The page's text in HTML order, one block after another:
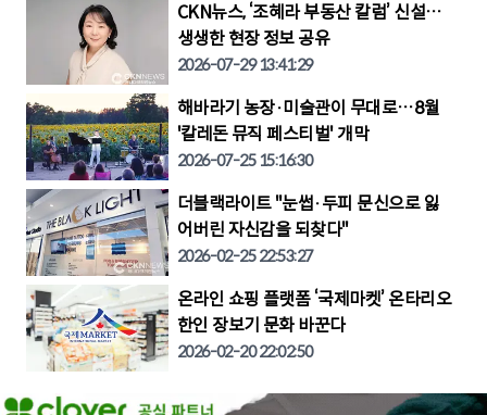
CKN뉴스, ‘조혜라 부동산 칼럼’ 신설…
생생한 현장 정보 공유
2026-07-29 13:41:29
해바라기 농장·미술관이 무대로…8월
'칼레돈 뮤직 페스티벌' 개막
2026-07-25 15:16:30
더블랙라이트 "눈썹·두피 문신으로 잃
어버린 자신감을 되찾다"
2026-02-25 22:53:27
온라인 쇼핑 플랫폼 ‘국제마켓’ 온타리오
한인 장보기 문화 바꾼다
2026-02-20 22:02:50